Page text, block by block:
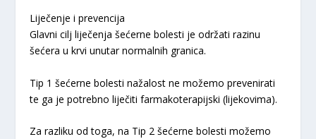
Liječenje i prevencija
Glavni cilj liječenja šećerne bolesti je održati razinu
šećera u krvi unutar normalnih granica.
Tip 1 šećerne bolesti nažalost ne možemo prevenirati
te ga je potrebno liječiti farmakoterapijski (lijekovima).
Za razliku od toga, na Tip 2 šećerne bolesti možemo